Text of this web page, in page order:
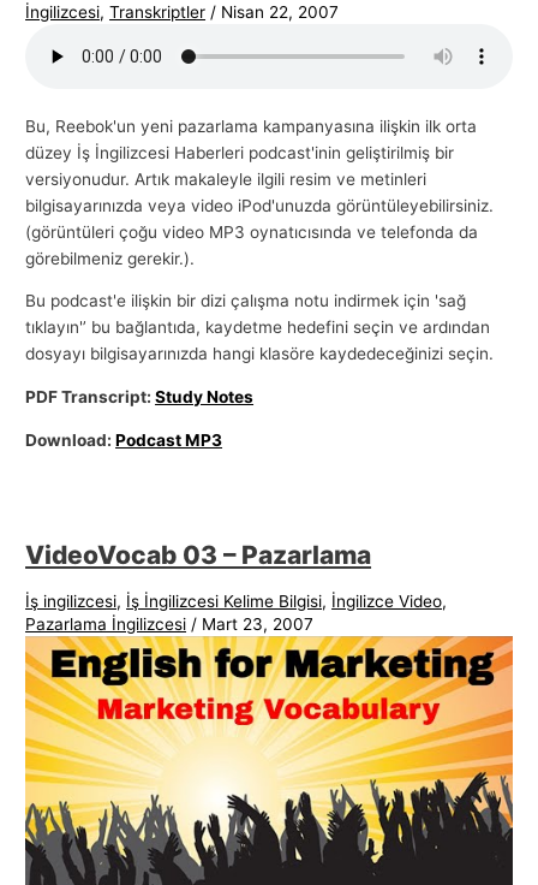
İngilizcesi,Transkriptler / Nisan 22, 2007
Bu, Reebok'un yeni pazarlama kampanyasına ilişkin ilk orta
düzey İş İngilizcesi Haberleri podcast'inin geliştirilmiş bir
versiyonudur. Artık makaleyle ilgili resim ve metinleri
bilgisayarınızda veya video iPod'unuzda görüntüleyebilirsiniz.
(görüntüleri çoğu video MP3 oynatıcısında ve telefonda da
görebilmeniz gerekir.).
Bu podcast'e ilişkin bir dizi çalışma notu indirmek için 'sağ
tıklayın'’ bu bağlantıda, kaydetme hedefini seçin ve ardından
dosyayı bilgisayarınızda hangi klasöre kaydedeceğinizi seçin.
PDF Transcript:Study Notes
Download:Podcast MP3
VideoVocab 03 – Pazarlama
İş ingilizcesi, İş İngilizcesi Kelime Bilgisi, İngilizce Video,
Pazarlama İngilizcesi / Mart 23, 2007